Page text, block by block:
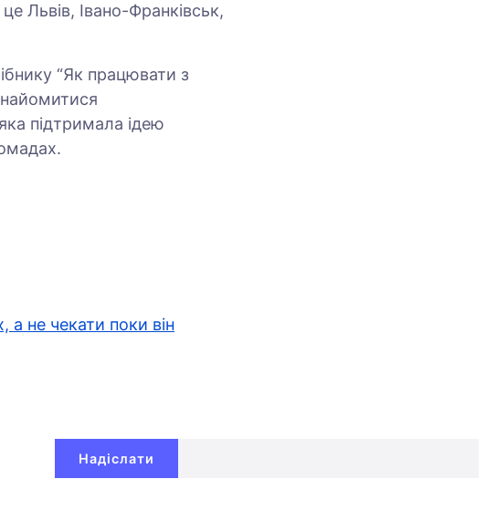
Львів, Івано-Франківськ,
“Як працювати з
підтримала ідею
а не чекати поки він